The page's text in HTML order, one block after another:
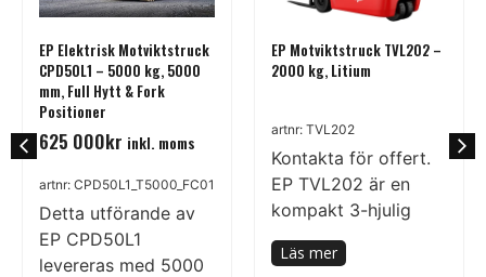
EP Elektrisk Motviktstruck
CPD50L1 – 5000 kg, 5000
mm, Full Hytt & Fork
Positioner
625 000kr inkl. moms
artnr: CPD50L1_T5000_FC01
Detta utförande av
EP CPD50L1
levereras med 5000
EP Motviktstruck TVL202 –
2000 kg, Litium
artnr: TVL202
Kontakta för offert.
EP TVL202 är en
kompakt 3-hjulig
elektrisk
Läs mer
Meddelande